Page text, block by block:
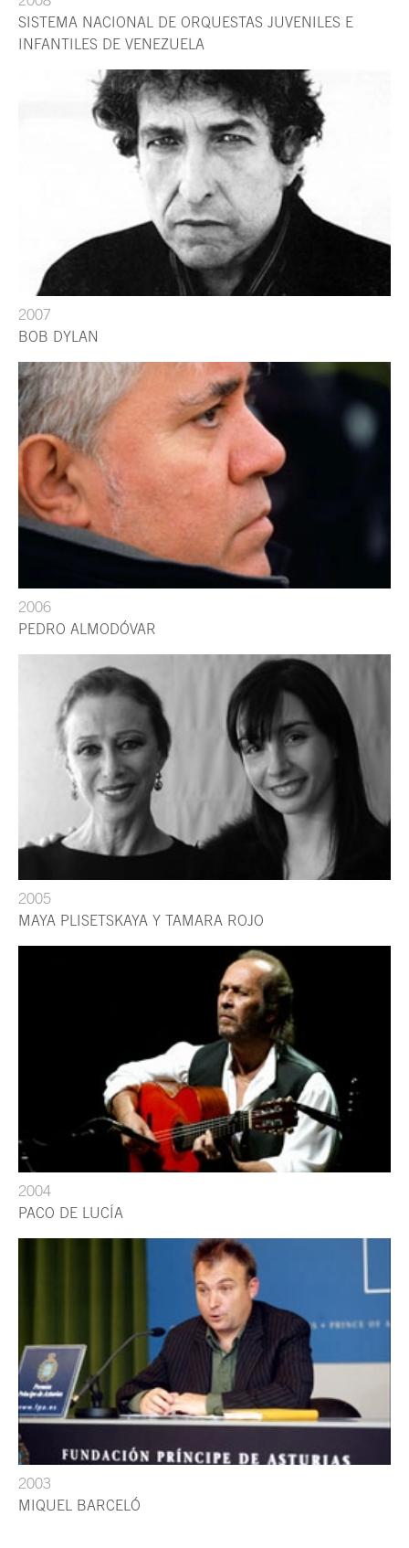
SISTEMA NACIONAL DE ORQUESTAS JUVENILES E
INFANTILES DE VENEZUELA
2007
BOB DYLAN
2006
PEDRO ALMODÓVAR
2005
MAYA PLISETSKAYA Y TAMARA ROJO
2004
PACO DE LUCÍA
2003
MIQUEL BARCELÓ